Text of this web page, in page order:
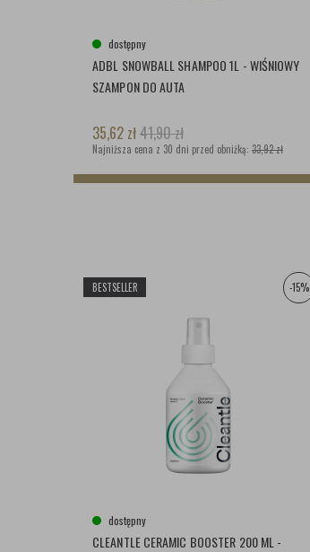
dostępny
ADBL SNOWBALL SHAMPOO 1L - WIŚNIOWY
SZAMPON DO AUTA
35,62 zł41,90zł
Najniższa cena z 30 dni przed obniżką: 33,92 zł
-15%
BESTSELLER
dostępny
CLEANTLE CERAMIC BOOSTER 200 ML -